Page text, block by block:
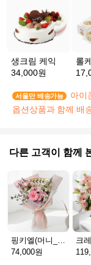
생크림 케익
34,000원
롤
서울만 배송가능
아이
옵션상품과 함께 배
다른 고객이 함께
74,000원